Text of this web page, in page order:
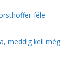
féle
meddig kell még